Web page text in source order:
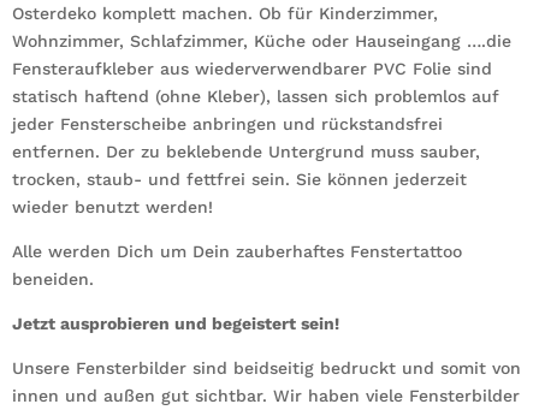
Osterdeko komplett machen. Ob für Kinderzimmer,
Wohnzimmer, Schlafzimmer, Küche oder Hauseingang ….die
Fensteraufkleber aus wiederverwendbarer PVC Folie sind
statisch haftend (ohne Kleber), lassen sich problemlos auf
jeder Fensterscheibe anbringen und rückstandsfrei
entfernen. Der zu beklebende Untergrund muss sauber,
trocken, staub- und fettfrei sein. Sie können jederzeit
wieder benutzt werden!
Alle werden Dich um Dein zauberhaftes Fenstertattoo
beneiden.
Jetzt ausprobieren und begeistert sein!
Unsere Fensterbilder sind beidseitig bedruckt und somit von
innen und außen gut sichtbar. Wir haben viele Fensterbilder